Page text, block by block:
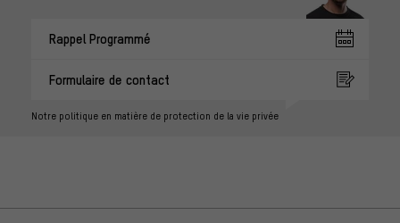
Rappel Programmé
Formulaire de contact
Notre politique en matière de protection de la vie privée